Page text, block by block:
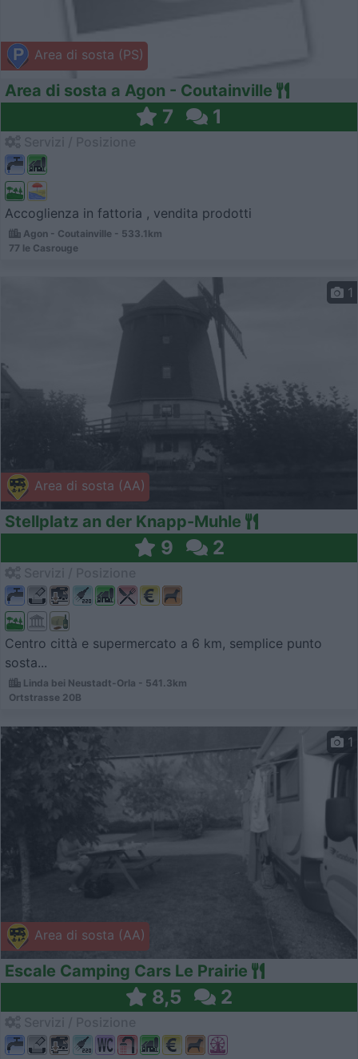
Area di sosta (PS)
Area di sosta a Agon - Coutainville
7 1
Accoglienza in fattoria , vendita prodotti
Agon - Coutainville - 533.1km
77 le Casrouge
Area di sosta (AA)
1
Stellplatz an der Knapp-Muhle
9 2
Centro città e supermercato a 6 km, semplice punto
sosta...
Linda bei Neustadt-Orla - 541.3km
Ortstrasse 20B
Area di sosta (AA)
1
Escale Camping Cars Le Prairie
8,5 2